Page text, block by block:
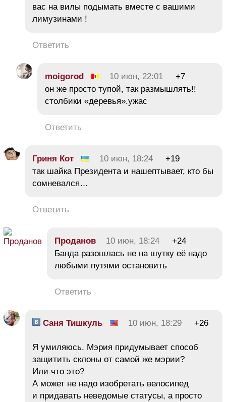
вас на вилы подымать вместе с вашими
лимузинами !
Ответить
moigorod 10 июн, 22:01
+7
он же просто тупой, так размышлять!!
столбики «деревья».ужас
Ответить
Гриня Кот 10 июн, 18:24
+19
так шайка Президента и нашептывает, кто бы
сомневался…
Ответить
Проданов 10 июн, 18:24
+24
Банда разошлась не на шутку её надо
любыми путями остановить
Ответить
Саня Тишкуль 10 июн, 18:29 +26
Я умиляюсь. Мэрия придумывает способ
защитить склоны от самой же мэрии?
Или что это?
А может не надо изобретать велосипед
и придавать неведомые статусы, а просто